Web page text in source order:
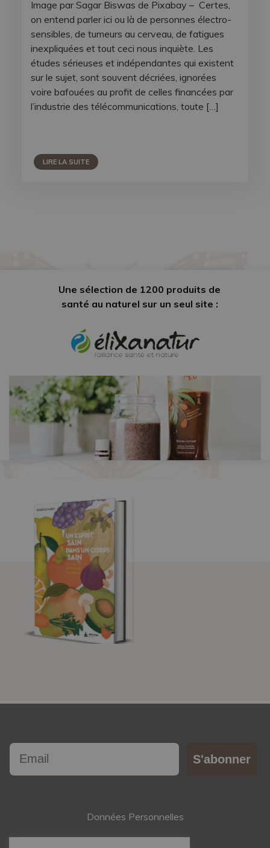
Image par Sagar Biswas de Pixabay – Certes,
on entend parler ici ou là de personnes électro-
sensibles, de tumeurs au cerveau, de fatigues
inexpliquées et tout ceci nous inquiète. Les
études sérieuses et indépendantes qui existent
sur le sujet, sont souvent décriées, ignorées
voire bafouées au profit de celles financées par
l’industrie des télécommunications, toute […]
LIRE LA SUITE
Une sélection de 1200 produits de
santé au naturel sur un seul site :
Email
S'abonner
Données Personnelles